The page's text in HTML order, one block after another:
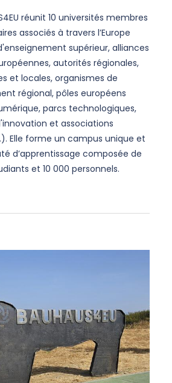
réunit 10 universités membres
associés à travers l’Europe
supérieur, alliances
autorités régionales,
et locales, organismes de
régional, pôles européens
parcs technologiques,
et associations
Elle forme un campus unique et
d’apprentissage composée de
et 10 000 personnels.